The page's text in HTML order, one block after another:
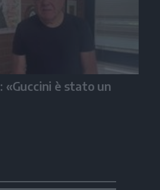
«Guccini è stato un